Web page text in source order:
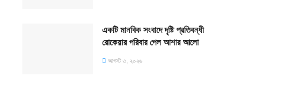
একটি মানবিক সংবাদে দৃষ্টি প্রতিবন্ধী
রোকেয়ার পরিবার পেল আশার আলো
আগস্ট ৩, ২০২৬